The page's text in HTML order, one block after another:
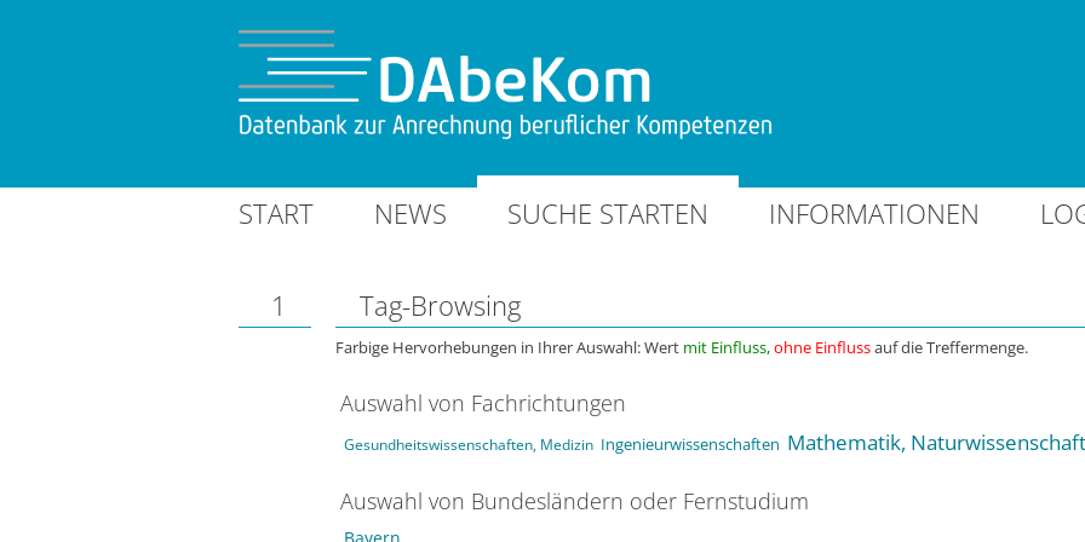
START NEWS SUCHE STARTEN INFORMATIONEN
1 Tag-Browsing
Farbige Hervorhebungen in Ihrer Auswahl: Wert mit Einfluss,ohne Einflussauf die Treffermenge.
Auswahl von Fachrichtungen
Gesundheitswissenschaften, Medizin Ingenieurwissenschaften Mathematik,
Auswahl von Bundesländern oder Fernstudium